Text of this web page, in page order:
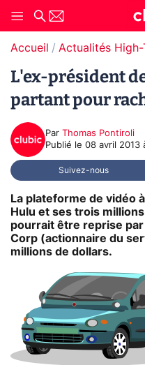
Accueil Actualités High-
L'ex-président
partant pour
Par Thomas Pontiroli
Publié le 08 avril 2013
Suivez-nous
La plateforme de vidéo
Hulu et ses trois
pourrait être reprise
Corp (actionnaire du
millions de dollars.